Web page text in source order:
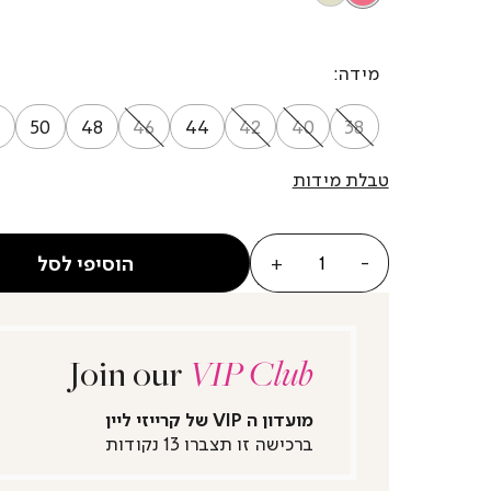
מידה
38
40
42
44
46
48
50
טבלת מידות
הוסיפי לסל
Join ourVIP Club
מועדון ה VIP של קרייזי ליין
ברכישה זו תצברו 13 נקודות